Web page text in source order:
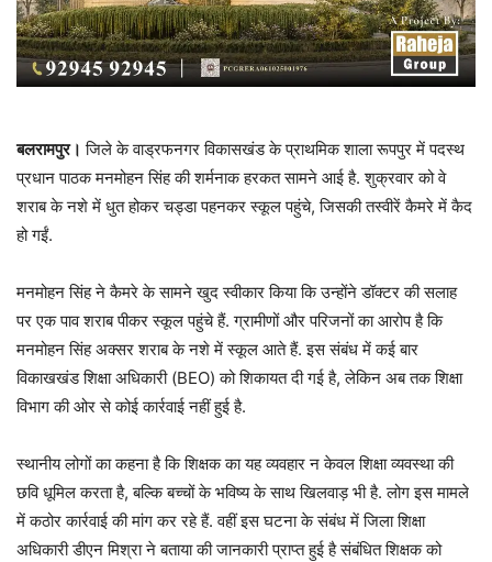
बलरामपुर। जिले के वाड्रफनगर विकासखंड के प्राथमिक शाला रूपपुर में पदस्थ
प्रधान पाठक मनमोहन सिंह की शर्मनाक हरकत सामने आई है. शुक्रवार को वे
शराब के नशे में धुत होकर चड्डा पहनकर स्कूल पहुंचे, जिसकी तस्वीरें कैमरे में कैद
हो गईं.
मनमोहन सिंह ने कैमरे के सामने खुद स्वीकार किया कि उन्होंने डॉक्टर की सलाह
पर एक पाव शराब पीकर स्कूल पहुंचे हैं. ग्रामीणों और परिजनों का आरोप है कि
मनमोहन सिंह अक्सर शराब के नशे में स्कूल आते हैं. इस संबंध में कई बार
विकाखखंड शिक्षा अधिकारी (BEO) को शिकायत दी गई है, लेकिन अब तक शिक्षा
विभाग की ओर से कोई कार्रवाई नहीं हुई है.
स्थानीय लोगों का कहना है कि शिक्षक का यह व्यवहार न केवल शिक्षा व्यवस्था की
छवि धूमिल करता है, बल्कि बच्चों के भविष्य के साथ खिलवाड़ भी है. लोग इस मामले
में कठोर कार्रवाई की मांग कर रहे हैं. वहीं इस घटना के संबंध में जिला शिक्षा
अधिकारी डीएन मिश्रा ने बताया की जानकारी प्राप्त हुई है संबंधित शिक्षक को